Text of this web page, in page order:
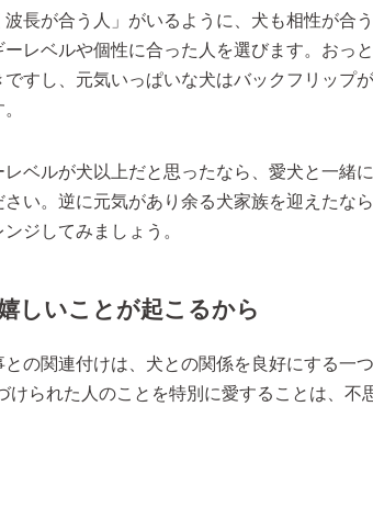
長が合う人」がいるように、犬も相性が合
レベルや個性に合った人を選びます。おっ
すし、元気いっぱいな犬はバックフリップ
ベルが犬以上だと思ったなら、愛犬と一緒
い。逆に元気があり余る犬家族を迎えたな
ジしてみましょう。
しいことが起こるから
の関連付けは、犬との関係を良好にする一
けられた人のことを特別に愛することは、不